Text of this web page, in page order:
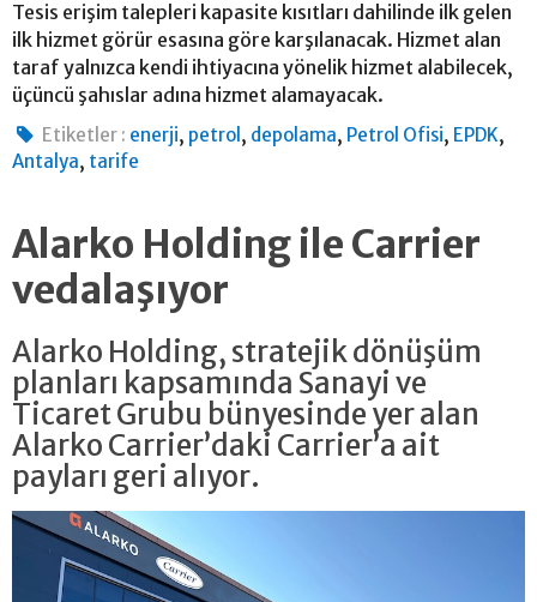
Tesis erişim talepleri kapasite kısıtları dahilinde ilk gelen
ilk hizmet görür esasına göre karşılanacak. Hizmet alan
taraf yalnızca kendi ihtiyacına yönelik hizmet alabilecek,
üçüncü şahıslar adına hizmet alamayacak.
Etiketler : enerji, petrol , depolama, Petrol Ofisi, EPDK,
Antalya, tarife
Alarko Holding ile Carrier
vedalaşıyor
Alarko Holding, stratejik dönüşüm
planları kapsamında Sanayi ve
Ticaret Grubu bünyesinde yer alan
Alarko Carrier’daki Carrier’a ait
payları geri alıyor.